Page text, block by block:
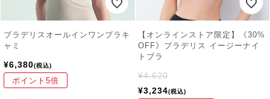
ブラデリスオールインワンブラキ
ャミ
¥6,380 税込
ポイント5倍
【オンラインストア限定】《30%
OFF》ブラデリス イージーナイ
トブラ
¥4,620
¥3,234 税込